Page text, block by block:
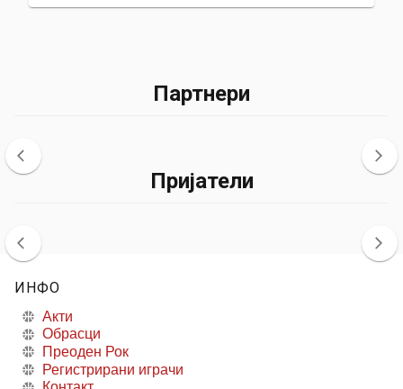
Партнери
Пријатели
ИНФО
Акти
Обрасци
Преоден Рок
Регистрирани играчи